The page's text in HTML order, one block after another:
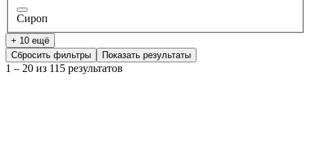
Сироп
+ 10 ещё
Сбросить фильтры
Показать результаты
1 – 20 из 115 результатов